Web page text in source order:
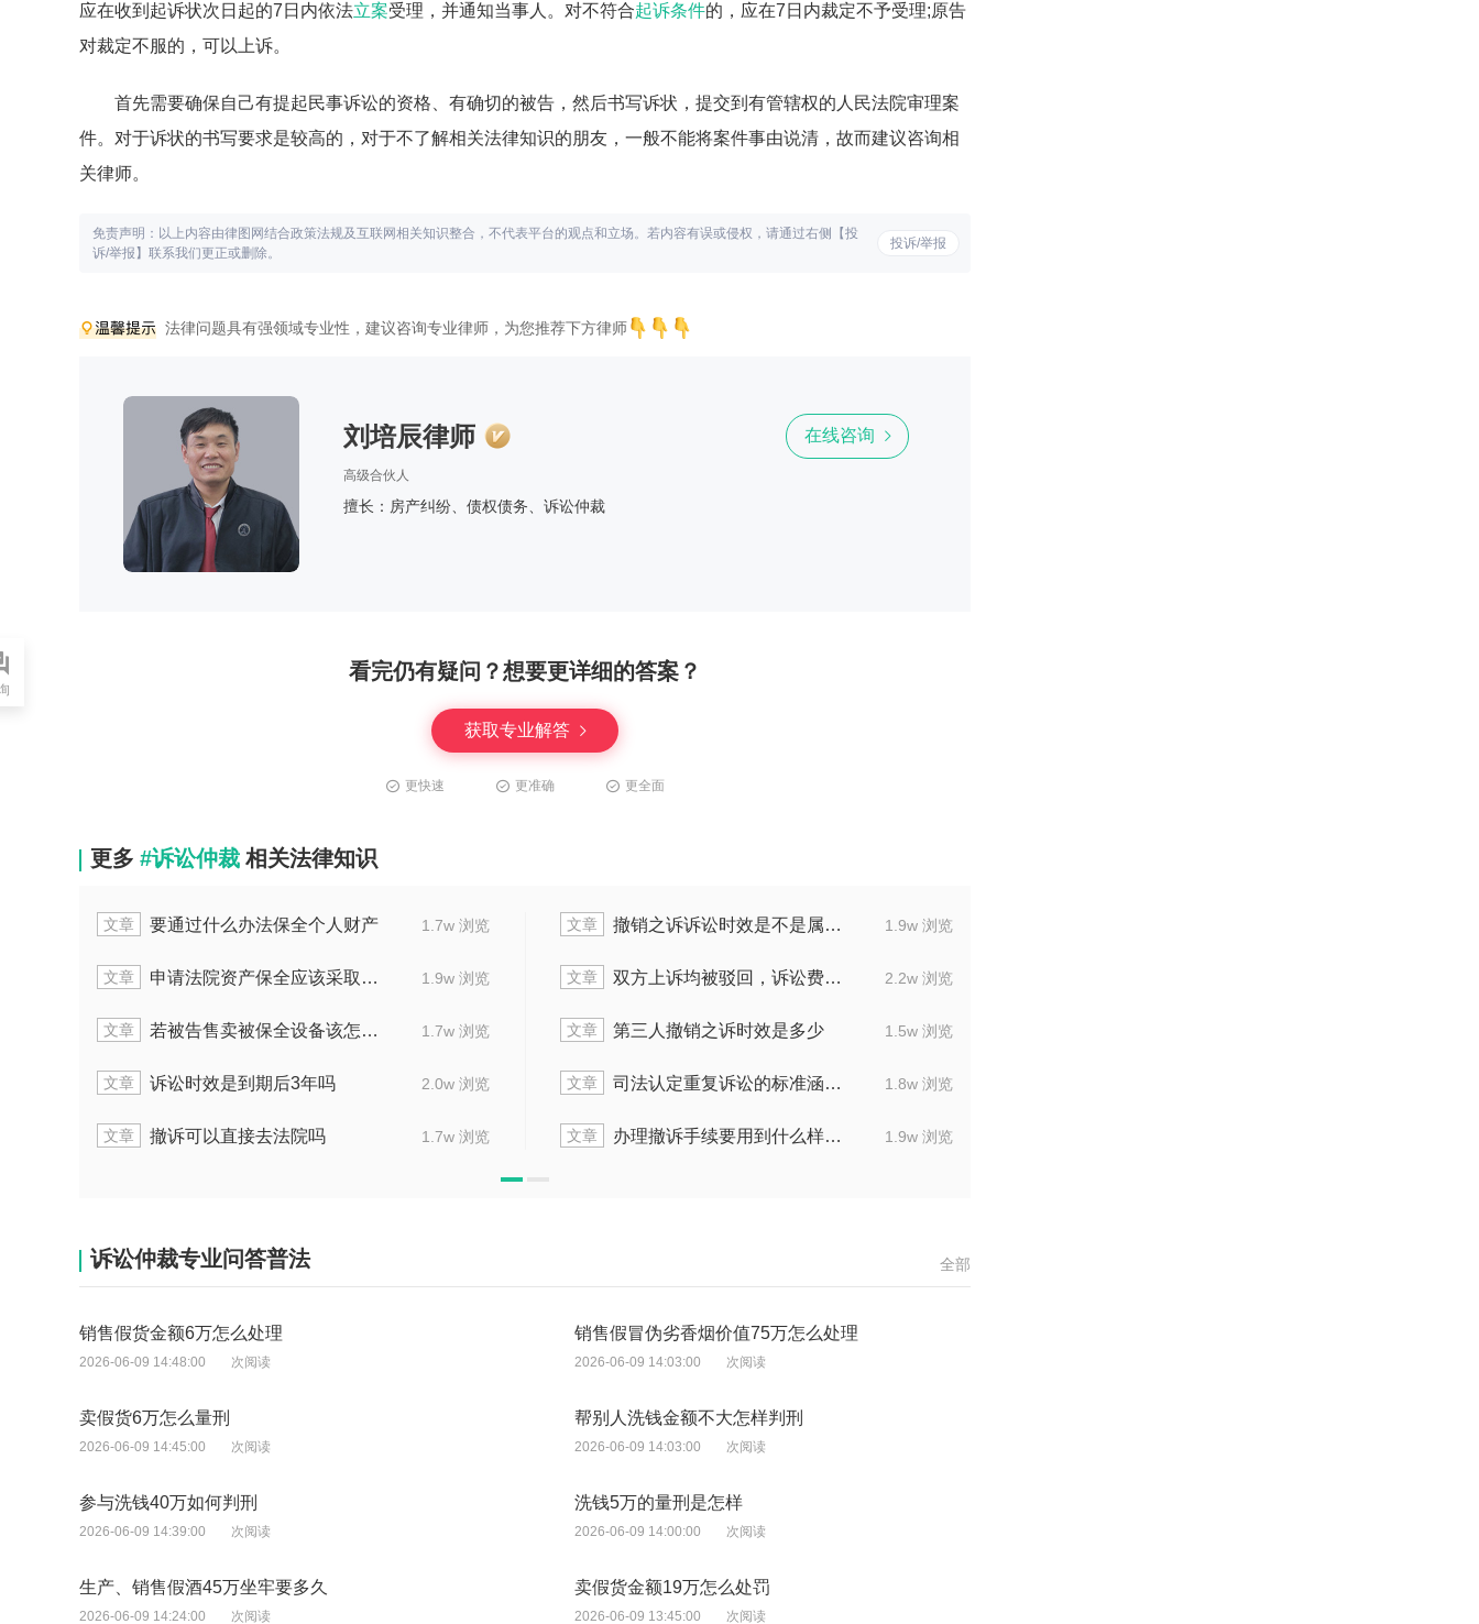
应在收到起诉状次日起的7日内依法立案受理，并通知当事人。对不符合起诉条件的，应在7日内裁定不予受理;原告
对裁定不服的，可以上诉。
首先需要确保自己有提起民事诉讼的资格、有确切的被告，然后书写诉状，提交到有管辖权的人民法院审理案
件。对于诉状的书写要求是较高的，对于不了解相关法律知识的朋友，一般不能将案件事由说清，故而建议咨询相
关律师。
投诉/举报
免责声明：以上内容由律图网结合政策法规及互联网相关知识整合，不代表平台的观点和立场。若内容有误或侵权，请通过右侧【投
诉/举报】联系我们更正或删除。
法律问题具有强领域专业性，建议咨询专业律师，为您推荐下方律师
刘培辰律师
高级合伙人
擅长：房产纠纷、债权债务、诉讼仲裁
在线咨询
看完仍有疑问？想要更详细的答案？
获取专业解答
更快速 更准确 更全面
更多 #诉讼仲裁 相关法律知识
1.7w 浏览 1.9w 浏览
文章 撤销之诉诉讼时效是不是属于除斥期间
1.9w 浏览 2.2w 浏览
文章 双方上诉均被驳回，诉讼费怎么算
1.7w 浏览 1.5w 浏览
文章 第三人撤销之诉时效是多少
2.0w 浏览 1.8w 浏览
文章 司法认定重复诉讼的标准涵盖什么
1.7w 浏览 1.9w 浏览
文章 办理撤诉手续要用到什么样材料
文章 具体而言，过错推定责任包含哪些东西
文章 有哪些事情是在诉讼时效范围内的
文章 该通过什么方式申请小额诉讼程序
文章 打撤销权诉讼时能不能做保全
文章 撤销权诉讼除斥期间时效该怎么算
诉讼仲裁专业问答普法 全部
销售假货金额6万怎么处理
2026-06-09 14:48:00 次阅读
卖假货6万怎么量刑
2026-06-09 14:45:00 次阅读
参与洗钱40万如何判刑
2026-06-09 14:39:00 次阅读
生产、销售假酒45万坐牢要多久
2026-06-09 14:24:00 次阅读
销售假冒伪劣香烟价值75万怎么处理
2026-06-09 14:03:00 次阅读
帮别人洗钱金额不大怎样判刑
2026-06-09 14:03:00 次阅读
洗钱5万的量刑是怎样
2026-06-09 14:00:00 次阅读
卖假货金额19万怎么处罚
2026-06-09 13:45:00 次阅读